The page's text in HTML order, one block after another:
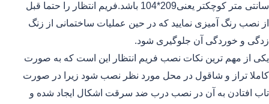
سانتی متر کوچکتر یعنی209*104 باشد.فریم انتظار را حتما قبل
از نصب رنگ آمیزی نمایید که در حین عملیات ساختمانی از زنگ
زدگی و خوردگی آن جلوگیری شود.
یکی از مهم ترین نکات نصب فریم انتظار این است که به صورت
کاملا تراز و شاقول در محل مورد نظر نصب شود زیرا در صورت
تاب افتادن به آن در نصب درب ضد سرقت اشکال ایجاد شده و